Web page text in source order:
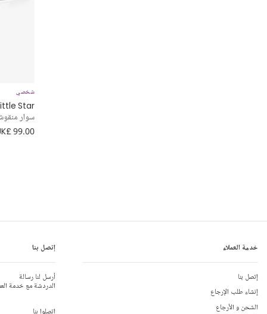
شخصي
Star
سوار
99.00
خدمة العملاء
إتصل بنا
إنشاء طلب الإرجاع
الشحن و الأرجاع
إتصل بنا
أرسل لنا رسالة
الدردشة مع خدمة
إتصلوا بنا